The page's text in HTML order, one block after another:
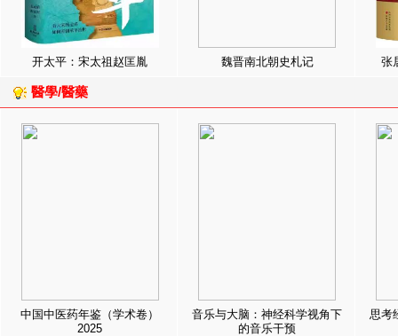
开太平：宋太祖赵匡胤 魏晋南北朝史札记 张
醫學/醫藥
中国中医药年鉴（学术卷）
2025
音乐与大脑：神经科学视角下
的音乐干预
思考